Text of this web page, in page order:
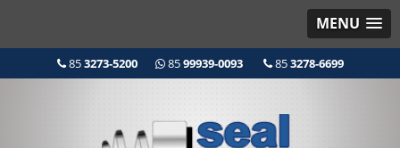
MENU
853273-5200 8599939-0093 853278-6699